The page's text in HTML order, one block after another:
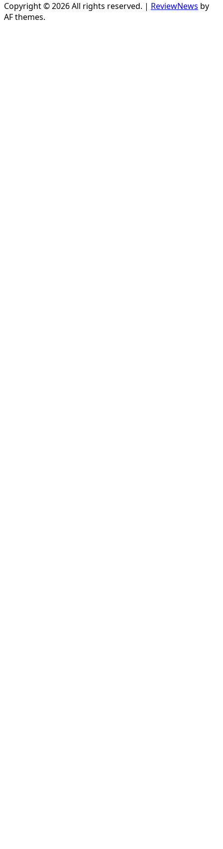
Copyright © 2026 All rights reserved. | ReviewNews by
AF themes.